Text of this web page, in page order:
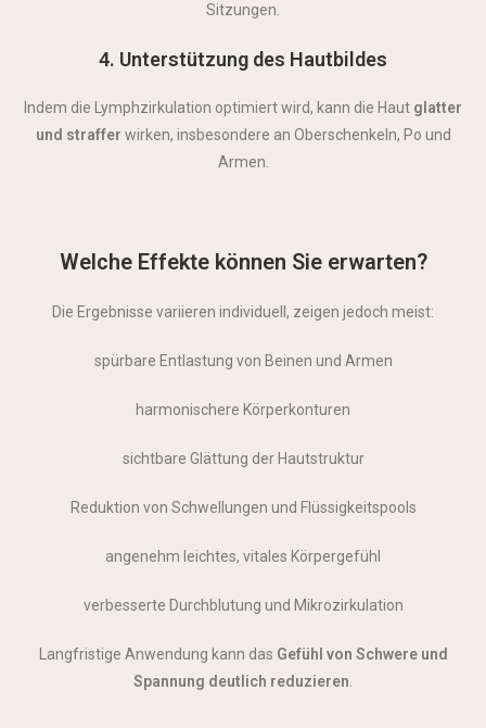
Sitzungen.
4. Unterstützung des Hautbildes
Indem die Lymphzirkulation optimiert wird, kann die Haut glatter
und straffer wirken, insbesondere an Oberschenkeln, Po und
Armen.
Welche Effekte können Sie erwarten?
Die Ergebnisse variieren individuell, zeigen jedoch meist:
spürbare Entlastung von Beinen und Armen
harmonischere Körperkonturen
sichtbare Glättung der Hautstruktur
Reduktion von Schwellungen und Flüssigkeitspools
angenehm leichtes, vitales Körpergefühl
verbesserte Durchblutung und Mikrozirkulation
Langfristige Anwendung kann das Gefühl von Schwere und
Spannung deutlich reduzieren